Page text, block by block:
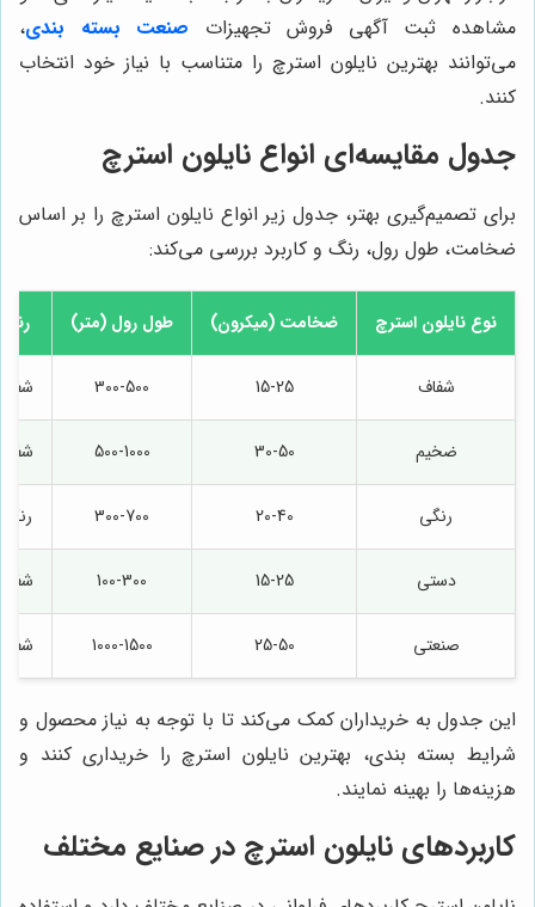
مشاهده ثبت آگهی فروش تجهیزات صنعت بسته بندی،
می‌توانند بهترین نایلون استرچ را متناسب با نیاز خود انتخاب
کنند.
جدول مقایسه‌ای انواع نایلون استرچ
برای تصمیم‌گیری بهتر، جدول زیر انواع نایلون استرچ را بر اساس
ضخامت، طول رول، رنگ و کاربرد بررسی می‌کند:
نوع نایلون استرچ ضخامت (میکرون) طول رول (متر) رنگ
شفاف 15-25
300-500
ضخیم 30-50
500-1000
رنگی 20-40
300-700
دستی 15-25
100-300
صنعتی 25-50
1000-1500
این جدول به خریداران کمک می‌کند تا با توجه به نیاز محصول و
شرایط بسته بندی، بهترین نایلون استرچ را خریداری کنند و
هزینه‌ها را بهینه نمایند.
کاربردهای نایلون استرچ در صنایع مختلف